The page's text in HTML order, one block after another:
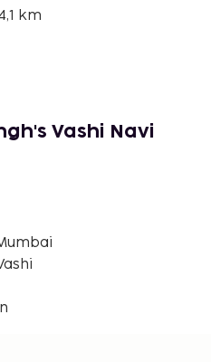
km
km
- 7 km
- 11,3 km
Lufthavn (NMI) - 14,8 km
Vashi Navi